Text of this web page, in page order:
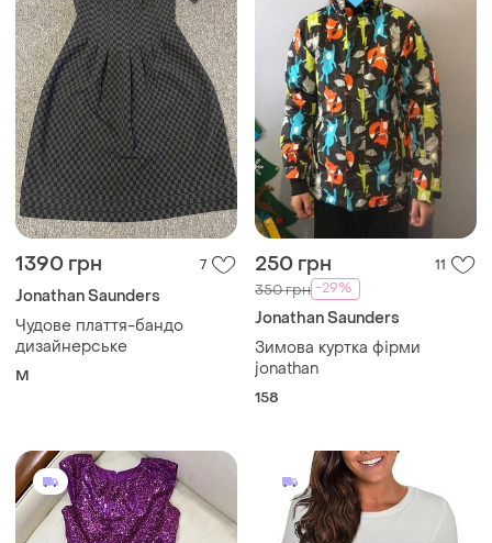
1390 грн 7
Jonathan Saunders
Чудове плаття-бандо
дизайнерське
M
250 грн 11
350 грн -29%
Jonathan Saunders
Зимова куртка фірми
jonathan
158